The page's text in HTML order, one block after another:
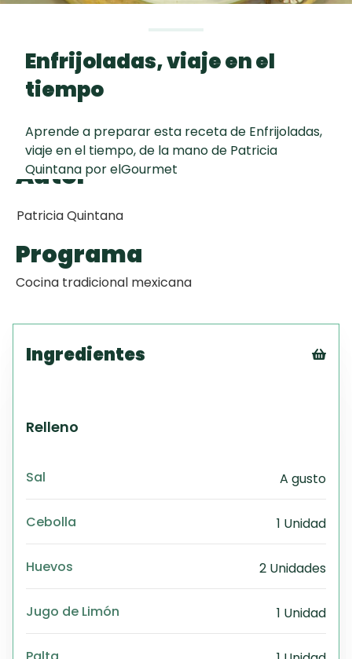
Chispas de
Chocolate
Red Velvet
Enfrijoladas, viaje en el
tiempo
Aprende a preparar esta receta de Enfrijoladas,
viaje en el tiempo, de la mano de Patricia
Quintana por elGourmet
Autor
Patricia Quintana
Programa
Cocina tradicional mexicana
Ingredientes
Relleno
Sal A gusto
Cebolla 1 Unidad
Huevos 2 Unidades
Jugo de Limón 1 Unidad